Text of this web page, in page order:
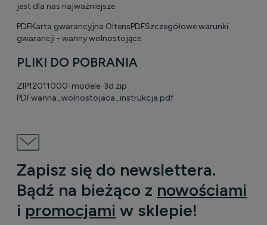
jest dla nas najważniejsze.
PDFKarta gwarancyjna OltensPDFSzczegółowe warunki
gwarancji - wanny wolnostojące
PLIKI DO POBRANIA
ZIP12011000-modele-3d.zip
PDFwanna_wolnostojaca_instrukcja.pdf
Zapisz się do newslettera.
Bądź na bieżąco z nowościami
i promocjami w sklepie!